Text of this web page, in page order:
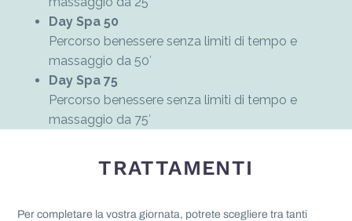
Day Spa 50
Percorso benessere senza limiti di tempo e
massaggio da 50′
Day Spa 75
Percorso benessere senza limiti di tempo e
massaggio da 75′
TRATTAMENTI
Per completare la vostra giornata, potrete scegliere tra tanti